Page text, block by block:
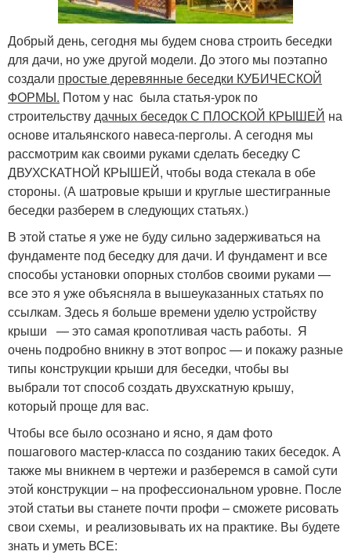
Добрый день, сегодня мы будем снова строить беседки
для дачи, но уже другой модели. До этого мы поэтапно
создали простые деревянные беседки КУБИЧЕСКОЙ
ФОРМЫ. Потом у нас была статья-урок по
строительствудачных беседок С ПЛОСКОЙ КРЫШЕЙ на
основе итальянского навеса-перголы. А сегодня мы
рассмотрим как своими руками сделать беседку С
ДВУХСКАТНОЙ КРЫШЕЙ, чтобы вода стекала в обе
стороны. (А шатровые крыши и круглые шестигранные
беседки разберем в следующих статьях.)
В этой статье я уже не буду сильно задерживаться на
фундаменте под беседку для дачи. И фундамент и все
способы установки опорных столбов своими руками —
все это я уже объясняла в вышеуказанных статьях по
ссылкам. Здесь я больше времени уделю устройству
крыши — это самая кропотливая часть работы. Я
очень подробно вникну в этот вопрос — и покажу разные
типы конструкции крыши для беседки, чтобы вы
выбрали тот способ создать двухскатную крышу,
который проще для вас.
Чтобы все было осознано и ясно, я дам фото
пошагового мастер-класса по созданию таких беседок. А
также мы вникнем в чертежи и разберемся в самой сути
этой конструкции – на профессиональном уровне. После
этой статьи вы станете почти профи – сможете рисовать
свои схемы, и реализовывать их на практике. Вы будете
знать и уметь ВСЕ: